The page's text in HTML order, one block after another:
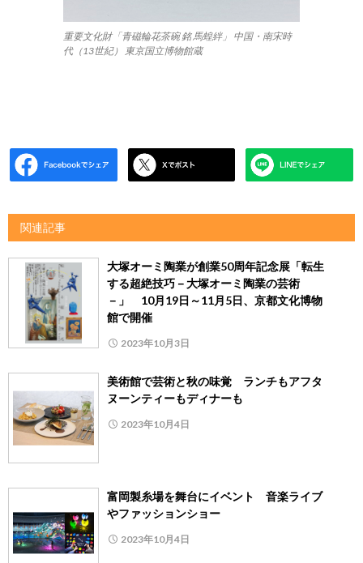
重要文化財「青磁輪花茶碗 銘 馬蝗絆」 中国・南宋時
代（13世紀） 東京国立博物館蔵
関連記事
大塚オーミ陶業が創業50周年記念展「転生
する超絶技巧－大塚オーミ陶業の芸術
－」 10月19日～11月5日、京都文化博物
館で開催
2023年10月3日
美術館で芸術と秋の味覚 ランチもアフタ
ヌーンティーもディナーも
2023年10月4日
富岡製糸場を舞台にイベント 音楽ライブ
やファッションショー
2023年10月4日